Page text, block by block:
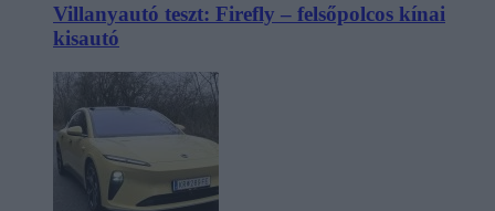
Villanyautó teszt: Firefly – felsőpolcos kínai
kisautó